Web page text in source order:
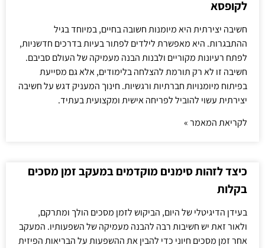
לקופסא
חשיבה יצירתית היא מיומנות חשובה בחיים, במיוחד בגיל
ההתבגרות. היא מאפשרת לילדים לפתור בעיות בדרכים חדשניות,
לפתח רעיונות מקוריים ולבנות הבנה מעמיקה של העולם סביבם.
חשיבה זו לא רק תורמת להצלחה בלימודים, אלא גם מסייעת
בפיתוח מיומנויות חברתיות ורגשיות. חינוך המעניק דגש על חשיבה
יצירתית עשוי להוביל לפריחה אישית ומקצועית בעתיד.
לקריאת המאמר »
כיצד לזהות סימנים מוקדמים במעקב זמן מסכים
בקלות
בעידן הדיגיטלי של היום, הביקוש לזמן מסכים הולך ומתרקם,
ולאור זאת יש חשיבות רבה להבנה מעמיקה של השפעותיו. המעקב
אחר זמן מסכים חיוני כדי להבין את ההשפעות על הבריאות הפיזית